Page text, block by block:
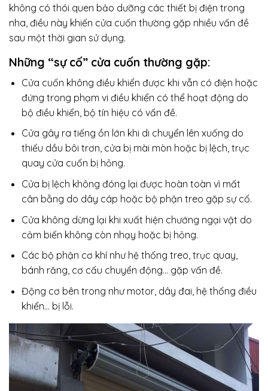
không có thói quen bảo dưỡng các thiết bị điện trong
nha, điều này khiến cửa cuốn thường gặp nhiều vấn đề
sau một thời gian sử dụng.
Những “sự cố” cửa cuốn thường gặp:
Cửa cuốn không điều khiển được khi vẫn có điện hoặc
đứng trong phạm vi điều khiển có thể hoạt động do
bộ điều khiển, bộ tín hiệu có vấn đề.
Cửa gây ra tiếng ồn lớn khi di chuyển lên xuống do
thiếu dầu bôi trơn, cửa bị mài mòn hoặc bị lệch, trục
quay cửa cuốn bị hỏng.
Cửa bị lệch không đóng lại được hoàn toàn vì mất
cân bằng do dây cáp hoặc bộ phận treo gặp sự cố.
Cửa không dừng lại khi xuất hiện chướng ngại vật do
cảm biến không còn nhạy hoặc bị hỏng.
Các bộ phận cơ khí như hệ thống treo, trục quay,
bánh răng, cơ cấu chuyển động… gặp vấn đề.
Động cơ bên trong như motor, dây đai, hệ thống điều
khiển… bị lỗi.